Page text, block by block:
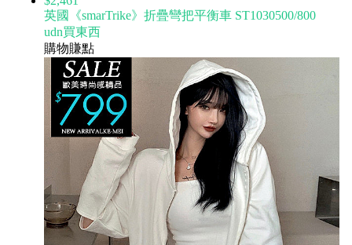
英國《smarTrike》折疊彎把平衡車 ST1030500/800
udn買東西
購物賺點